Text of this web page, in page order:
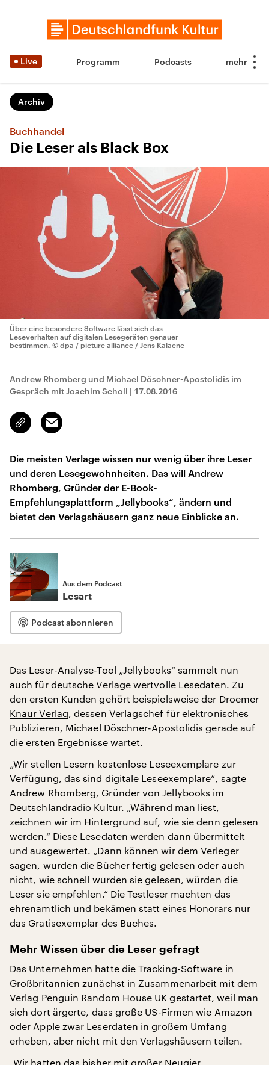
Live Programm Podcasts
Archiv
Buchhandel
Die Leser als Black Box
Über eine besondere Software lässt sich das
Leseverhalten auf digitalen Lesegeräten genauer
bestimmen. © dpa / picture alliance / Jens Kalaene
Andrew Rhomberg und Michael Döschner-Apostolidis im
Gespräch mit Joachim Scholl | 17.08.2016
Link
kopieren/teilen
Email
Die meisten Verlage wissen nur wenig über ihre Leser
und deren Lesegewohnheiten. Das will Andrew
Rhomberg, Gründer der E-Book-
Empfehlungsplattform „Jellybooks“, ändern und
bietet den Verlagshäusern ganz neue Einblicke an.
Aus dem Podcast
Lesart
Podcast abonnieren
Das Leser-Analyse-Tool „Jellybooks“ sammelt nun
auch für deutsche Verlage wertvolle Lesedaten. Zu
den ersten Kunden gehört beispielsweise der Droemer
Knaur Verlag, dessen Verlagschef für elektronisches
Publizieren, Michael Döschner-Apostolidis gerade auf
die ersten Ergebnisse wartet.
„Wir stellen Lesern kostenlose Leseexemplare zur
Verfügung, das sind digitale Leseexemplare“, sagte
Andrew Rhomberg, Gründer von Jellybooks im
Deutschlandradio Kultur. „Während man liest,
zeichnen wir im Hintergrund auf, wie sie denn gelesen
werden.“ Diese Lesedaten werden dann übermittelt
und ausgewertet. „Dann können wir dem Verleger
sagen, wurden die Bücher fertig gelesen oder auch
nicht, wie schnell wurden sie gelesen, würden die
Leser sie empfehlen.“ Die Testleser machten das
ehrenamtlich und bekämen statt eines Honorars nur
das Gratisexemplar des Buches.
Mehr Wissen über die Leser gefragt
Das Unternehmen hatte die Tracking-Software in
Großbritannien zunächst in Zusammenarbeit mit dem
Verlag Penguin Random House UK gestartet, weil man
sich dort ärgerte, dass große US-Firmen wie Amazon
oder Apple zwar Leserdaten in großem Umfang
erheben, aber nicht mit den Verlagshäusern teilen.
„Wir hatten das bisher mit großer Neugier